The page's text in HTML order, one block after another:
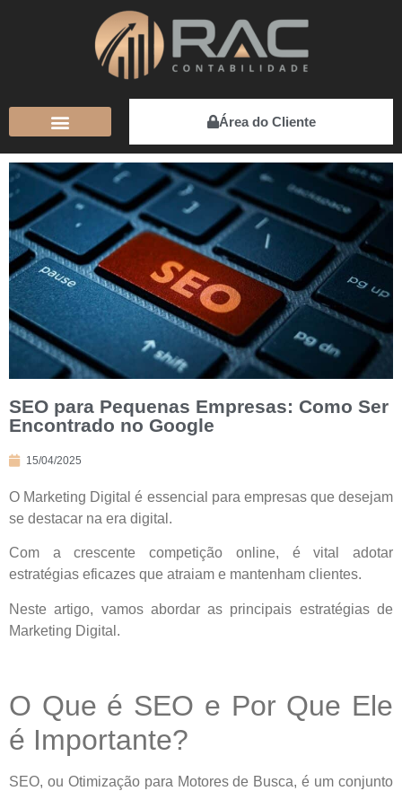
Área do Cliente
SEO para Pequenas Empresas: Como Ser
Encontrado no Google
15/04/2025
O Marketing Digital é essencial para empresas que desejam
se destacar na era digital.
Com a crescente competição online, é vital adotar
estratégias eficazes que atraiam e mantenham clientes.
Neste artigo, vamos abordar as principais estratégias de
Marketing Digital.
O Que é SEO e Por Que Ele
é Importante?
SEO, ou Otimização para Motores de Busca, é um conjunto